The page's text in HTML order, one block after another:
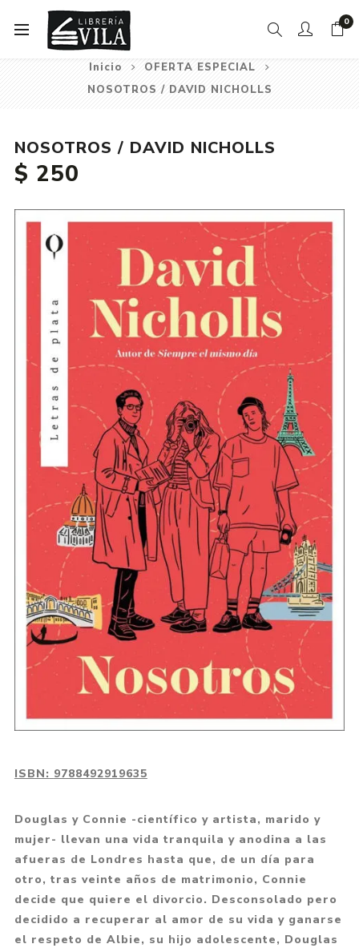
0
Inicio
OFERTA ESPECIAL
NOSOTROS / DAVID NICHOLLS
NOSOTROS / DAVID NICHOLLS
$ 250
ISBN: 9788492919635
Douglas y Connie -científico y artista, marido y
mujer- llevan una vida tranquila y anodina a las
afueras de Londres hasta que, de un día para
otro, tras veinte años de matrimonio, Connie
decide que quiere el divorcio. Desconsolado pero
decidido a recuperar al amor de su vida y ganarse
el respeto de Albie, su hijo adolescente, Douglas